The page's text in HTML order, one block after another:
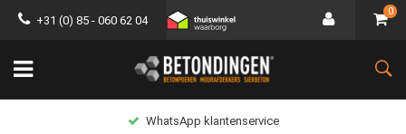
+31 (0) 85 - 060 62 04
0
WhatsApp klantenservice